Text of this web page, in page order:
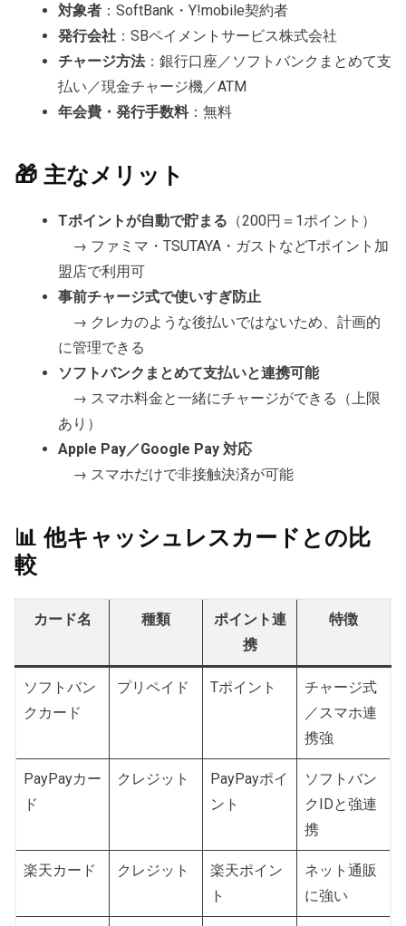
対象者 ：SoftBank・Y!mobile契約者
発行会社 ：SBペイメントサービス株式会社
チャージ方法：銀行口座／ソフトバンクまとめて支
払い／現金チャージ機／ATM
年会費・発行手数料：無料
🎁 主なメリット
Tポイントが自動で貯まる （200円＝1ポイント）
→ ファミマ・TSUTAYA・ガストなどTポイント加
盟店で利用可
事前チャージ式で使いすぎ防止
→ クレカのような後払いではないため、計画的
に管理できる
ソフトバンクまとめて支払いと連携可能
→ スマホ料金と一緒にチャージができる（上限
あり）
Apple Pay／Google Pay 対応
→ スマホだけで非接触決済が可能
📊 他キャッシュレスカードとの比
較
カード名 種類
ポイント連
携
特徴
ソフトバン
クカード
プリペイド Tポイント
チャージ式
／スマホ連
携強
PayPayカー
ド
クレジット
PayPayポイ
ント
ソフトバン
クIDと強連
携
楽天カード クレジット
楽天ポイン
ト
ネット通販
に強い